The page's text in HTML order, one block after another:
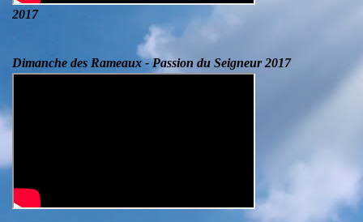
2017
Dimanche des Rameaux - Passion du Seigneur 2017